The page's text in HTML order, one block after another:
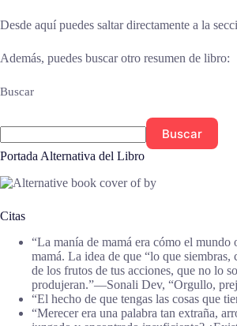
Desde aquí puedes saltar directamente a la
Además, puedes buscar otro resumen de libro:
Buscar
Buscar
Portada Alternativa del Libro
Citas
“La manía de mamá era cómo el mundo
mamá. La idea de que “lo que
de los frutos de tus acciones, que no lo
produjeran.”―Sonali Dev, “Orgullo,
“El hecho de que tengas las cosas que
“Merecer era una palabra tan extraña,